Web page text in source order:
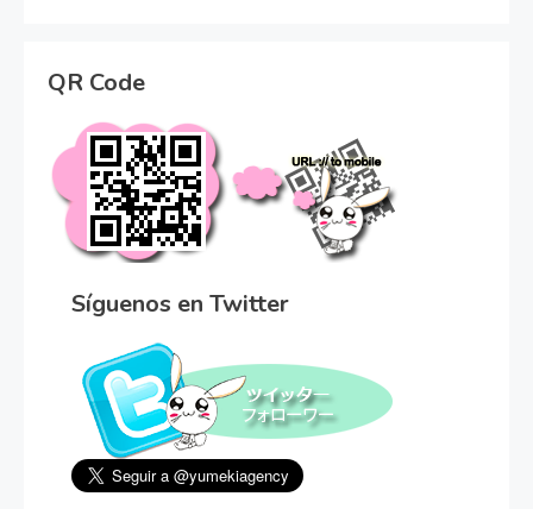
QR Code
Síguenos en Twitter